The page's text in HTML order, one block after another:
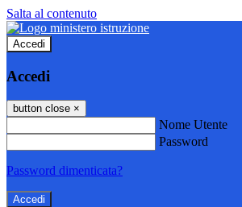
Salta al contenuto
Accedi
Accedi
button close ×
Nome Utente
Password
Password dimenticata?